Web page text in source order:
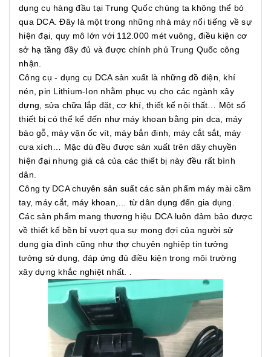
dụng cụ hàng đầu tại Trung Quốc chúng ta không thể bỏ
qua DCA. Đây là một trong những nhà máy nổi tiếng về sự
hiện đại, quy mô lớn với 112.000 mét vuông, điều kiện cơ
sở hạ tầng đầy đủ và được chính phủ Trung Quốc công
nhận.
Công cụ - dụng cụ DCA sản xuất là những đồ điện, khí
nén, pin Lithium-Ion nhằm phục vụ cho các ngành xây
dựng, sửa chữa lắp đặt, cơ khí, thiết kế nội thất… Một số
thiết bị có thể kể đến như máy khoan bằng pin dca, máy
bào gỗ, máy vặn ốc vít, máy bắn đinh, máy cắt sắt, máy
cưa xích… Mặc dù đều được sản xuất trên dây chuyền
hiện đại nhưng giá cả của các thiết bị này đều rất bình
dân.
Công ty DCA chuyên sản suất các sản phẩm máy mài cầm
tay, máy cắt, máy khoan,… từ dân dụng đến gia dụng.
Các sản phẩm mang thương hiệu DCA luôn đảm bảo được
về thiết kế bền bỉ vượt qua sự mong đợi của người sử
dụng gia đình cũng như thợ chuyên nghiệp tin tưởng
tưởng sử dụng, đáp ứng đủ điều kiện trong môi trường
xây dựng khắc nghiệt nhất. .